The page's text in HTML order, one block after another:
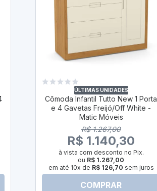
ÚLTIMAS UNIDADES
Cômoda Infantil Tutto New 1 Porta
e 4 Gavetas Freijó/Off White -
Matic Móveis
R$ 1.267,00
R$ 1.140,30
à vista com desconto no Pix.
ou R$ 1.267,00
em até 10x de R$ 126,70 sem juros
COMPRAR